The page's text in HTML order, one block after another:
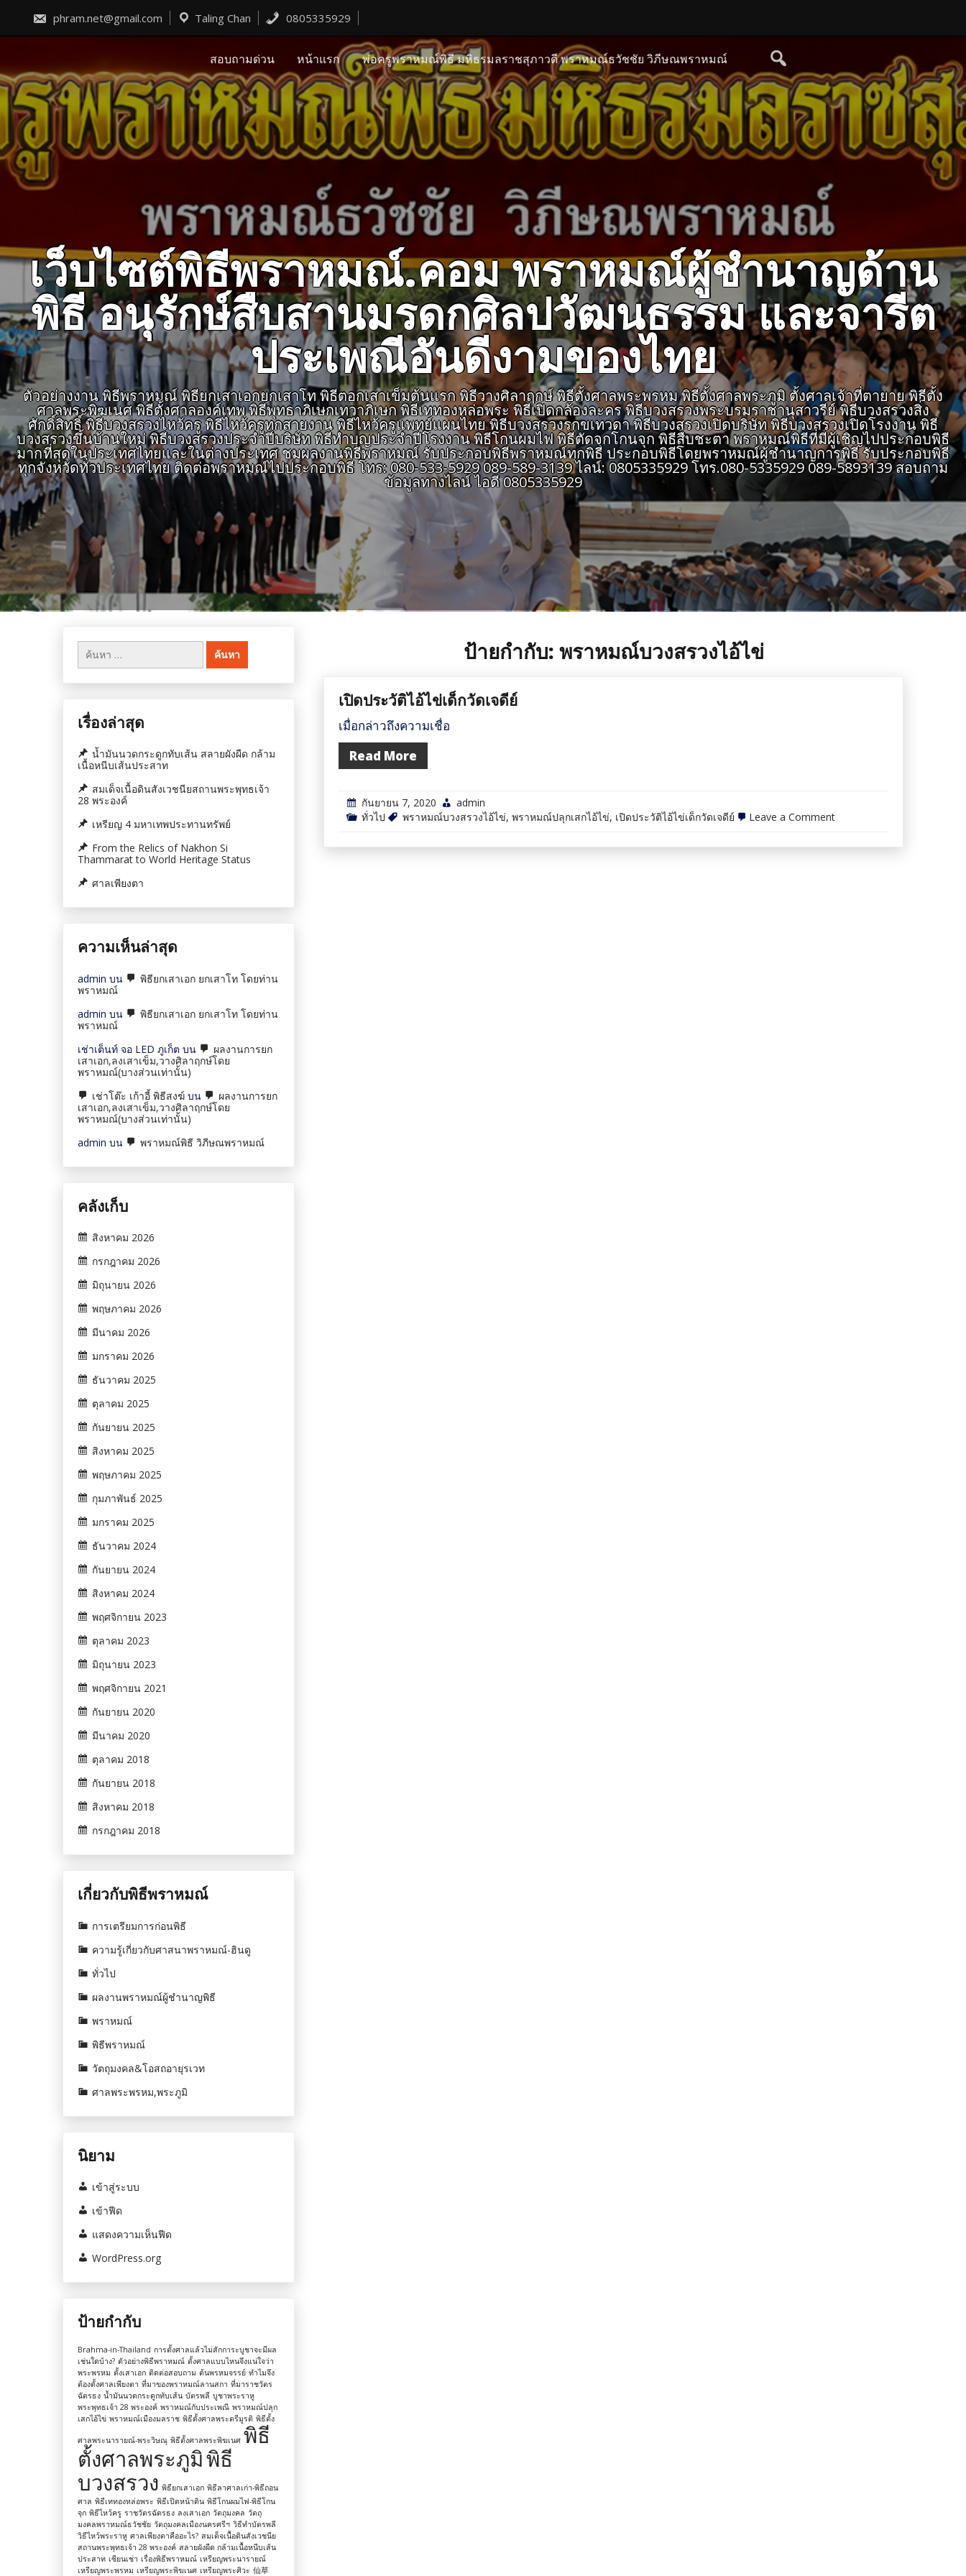
content
phram.net@gmail.com Taling Chan 0805335929
สอบถามด่วน หน้าแรก พ่อครูพราหมณ์พิธี มหิธรมลราชสุภาวดี พราหมณ์ธวัชชัย วิภีษณพราหมณ์
เว็บไซต์พิธีพราหมณ์.คอม พราหมณ์ผู้ชำนาญด้าน
พิธี อนุรักษ์สืบสานมรดกศิลปวัฒนธรรม และจารีต
ประเพณีอันดีงามของไทย
ตัวอย่างงาน พิธีพราหมณ์ พิธียกเสาเอกยกเสาโท พิธีตอกเสาเข็มต้นแรก พิธีวางศิลาฤกษ์ พิธีตั้งศาลพระพรหม พิธีตั้งศาลพระภูมิ ตั้งศาลเจ้าที่ตายาย พิธีตั้ง
ศาลพระพิฆเนศ พิธีตั้งศาลองค์เทพ พิธีพุทธาภิเษกเทวาภิเษก พิธีเททองหล่อพระ พิธีเปิดกล้องละคร พิธีบวงสรวงพระบรมราชานุสาวรีย์ พิธีบวงสรวงสิ่ง
ศักดิ์สิทธิ์ พิธีบวงสรวงไหว้ครู พิธีไหว้ครูทุกสายงาน พิธีไหว้ครูแพทย์แผนไทย พิธีบวงสรวงรุกขเทวดา พิธีบวงสรวงเปิดบริษัท พิธีบวงสรวงเปิดโรงงาน พิธี
บวงสรวงขึ้นบ้านใหม่ พิธีบวงสรวงประจำปีบริษัท พิธีทำบุญประจำปีโรงงาน พิธีโกนผมไฟ พิธีตัดจุกโกนจุก พิธีสืบชะตา พราหมณ์พิธีที่มีผู้เชิญไปประกอบพิธี
มากที่สุดในประเทศไทยและในต่างประเทศ ชมผลงานพิธีพราหมณ์ รับประกอบพิธีพราหมณ์ทุกพิธี ประกอบพิธีโดยพราหมณ์ผู้ชำนาญการพิธี รับประกอบพิธี
ทุกจังหวัดทั่วประเทศไทย ติดต่อพราหมณ์ไปประกอบพิธี โทร: 080-533-5929 089-589-3139 ไลน์: 0805335929 โทร.080-5335929 089-5893139 สอบถาม
ข้อมูลทางไลน์ ไอดี 0805335929
ป้ายกำกับ: พราหมณ์บวงสรวงไอ้ไข่
เปิดประวัติไอ้ไข่เด็กวัดเจดีย์
เมื่อกล่าวถึงความเชื่อ
Read More
กันยายน 7, 2020
admin
ทั่วไป
พราหมณ์บวงสรวงไอ้ไข่, พราหมณ์ปลุกเสกไอ้ไข่, เปิดประวัติไอ้ไข่เด็กวัดเจดีย์ Leave a Commenton
ไอ้
ค้นหา
สำหรับ:
เรื่องล่าสุด
น้ำมันนวดกระดูกทับเส้น สลายผังผืด กล้าม
เนื้อหนีบเส้นประสาท
สมเด็จเนื้อดินสังเวชนียสถานพระพุทธเจ้า
28 พระองค์
เหรียญ 4 มหาเทพประทานทรัพย์
From the Relics of Nakhon Si
Thammarat to World Heritage Status
ศาลเพียงตา
ความเห็นล่าสุด
admin บน
พิธียกเสาเอก ยกเสาโท โดยท่าน
พราหมณ์
admin บน
พิธียกเสาเอก ยกเสาโท โดยท่าน
พราหมณ์
เช่าเต็นท์ จอ LED ภูเก็ต บน
ผลงานการยก
เสาเอก,ลงเสาเข็ม,วางศิลาฤกษ์โดย
พราหมณ์(บางส่วนเท่านั้น)
เช่าโต๊ะ เก้าอี้ พิธีสงฆ์ บน
ผลงานการยก
เสาเอก,ลงเสาเข็ม,วางศิลาฤกษ์โดย
พราหมณ์(บางส่วนเท่านั้น)
admin บน พราหมณ์พิธี วิภีษณพราหมณ์
คลังเก็บ
สิงหาคม 2026
กรกฎาคม 2026
มิถุนายน 2026
พฤษภาคม 2026
มีนาคม 2026
มกราคม 2026
ธันวาคม 2025
ตุลาคม 2025
กันยายน 2025
สิงหาคม 2025
พฤษภาคม 2025
กุมภาพันธ์ 2025
มกราคม 2025
ธันวาคม 2024
กันยายน 2024
สิงหาคม 2024
พฤศจิกายน 2023
ตุลาคม 2023
มิถุนายน 2023
พฤศจิกายน 2021
กันยายน 2020
มีนาคม 2020
ตุลาคม 2018
กันยายน 2018
สิงหาคม 2018
กรกฎาคม 2018
เกี่ยวกับพิธีพราหมณ์
การเตรียมการก่อนพิธี
ความรู้เกี่ยวกับศาสนาพราหมณ์-ฮินดู
ทั่วไป
ผลงานพราหมณ์ผู้ชำนาญพิธี
พราหมณ์
พิธีพราหมณ์
วัตถุมงคล&โอสถอายุรเวท
ศาลพระพรหม,พระภูมิ
นิยาม
เข้าสู่ระบบ
เข้าฟีด
แสดงความเห็นฟีด
WordPress.org
ป้ายกำกับ
Brahma-in-Thailand การตั้งศาลแล้วไม่สักการะบูชาจะมีผล
เช่นใดบ้าง? ตัวอย่างพิธีพราหมณ์ ตั้งศาลแบบไหนจึงแน่ใจว่า
พระพรหม ตั้งเสาเอก ติดต่อสอบถาม ต้นพรหมจรรย์ ทำไมจึง
ต้องตั้งศาลเพียงตา ที่มาของพราหมณ์ลานสกา ที่มาราชวัตร
ฉัตรธง น้ำมันนวดกระดูกทับเส้น บัตรพลี บูชาพระราหู
พระพุทธเจ้า 28 พระองค์ พราหมณ์กับประเพณี พราหมณ์ปลุก
เสกไอ้ไข่ พราหมณ์เมืองมลราช พิธีตั้งศาลพระตรีมูรติ พิธีตั้ง
ศาลพระนารายณ์-พระวิษณุ พิธีตั้งศาลพระพิฆเนศ พิธี
ตั้งศาลพระภูมิพิธี
บวงสรวง พิธียกเสาเอก พิธีลาศาลเก่า-พิธีถอน
ศาล พิธีเททองหล่อพระ พิธีเปิดหน้าดิน พิธีโกนผมไฟ-พิธีโกน
จุก พิธีไหว้ครู ราชวัตรฉัตรธง ลงเสาเอก วัตถุมงคล วัตถุ
มงคลพราหมณ์ธวัชชัย วัตถุมงคลเมืองนครศรีฯ วิธีทำบัตรพลี
วิธีไหว้พระราหู ศาลเพียงตาคืออะไร? สมเด็จเนื้อดินสังเวชนีย
สถานพระพุทธเจ้า 28 พระองค์ สลายผังผืด กล้ามเนื้อหนีบเส้น
ประสาท เซียนเช่า เรื่องพิธีพราหมณ์ เหรียญพระนารายณ์
เหรียญพระพรหม เหรียญพระพิฆเนศ เหรียญพระศิวะ 仙草